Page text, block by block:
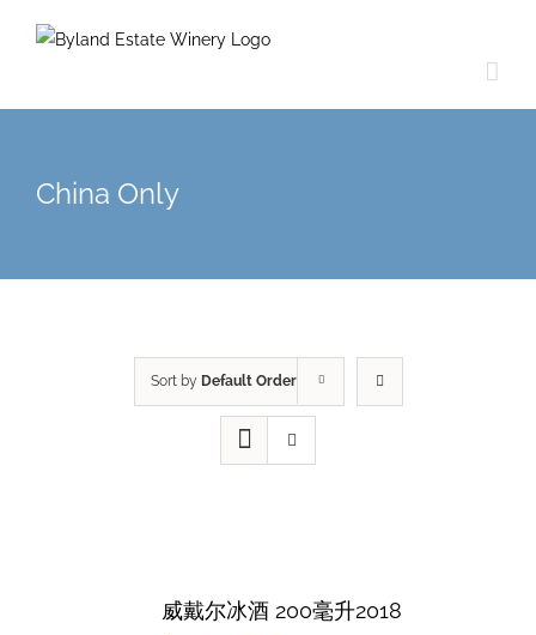
China Only
Sort by Default Order
威戴尔冰酒 200毫升2018